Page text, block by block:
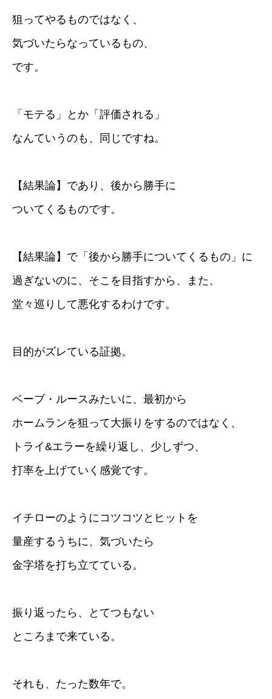
狙ってやるものではなく、
気づいたらなっているもの、
です。
「モテる」とか「評価される」
なんていうのも、同じですね。
【結果論】であり、後から勝手に
ついてくるものです。
【結果論】で「後から勝手についてくるもの」に
過ぎないのに、そこを目指すから、また、
堂々巡りして悪化するわけです。
目的がズレている証拠。
ベーブ・ルースみたいに、最初から
ホームランを狙って大振りをするのではなく、
トライ&エラーを繰り返し、少しずつ、
打率を上げていく感覚です。
イチローのようにコツコツとヒットを
量産するうちに、気づいたら
金字塔を打ち立てている。
振り返ったら、とてつもない
ところまで来ている。
それも、たった数年で。